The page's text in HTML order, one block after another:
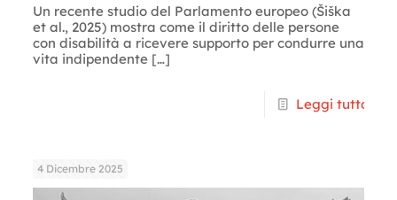
Un recente studio del Parlamento europeo (Šiška
et al., 2025) mostra come il diritto delle persone
con disabilità a ricevere supporto per condurre una
vita indipendente[…]
Leggi tutto
4 Dicembre 2025